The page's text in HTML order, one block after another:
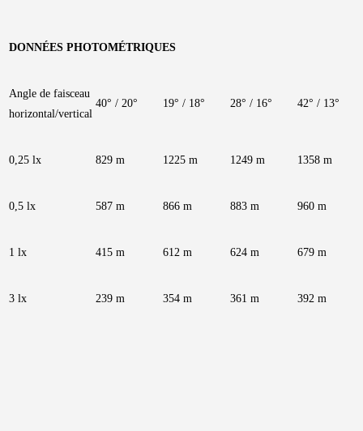
DONNÉES PHOTOMÉTRIQUES
Angle de faisceau
horizontal/vertical
40° / 20° 19° / 18° 28° / 16° 42° / 13°
0,25 lx 829 m 1225 m 1249 m 1358 m
0,5 lx 587 m 866 m 883 m 960 m
1 lx 415 m 612 m 624 m 679 m
3 lx 239 m 354 m 361 m 392 m